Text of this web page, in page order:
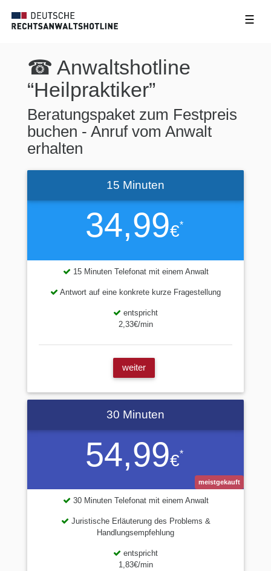
☰
☎ Anwaltshotline
“Heilpraktiker”
Beratungspaket zum Festpreis
buchen - Anruf vom Anwalt
erhalten
34,99€*
15 Minuten
15 Minuten Telefonat mit einem Anwalt
Antwort auf eine konkrete kurze Fragestellung
entspricht
2,33€/min
weiter
54,99€*
30 Minuten
meistgekauft
30 Minuten Telefonat mit einem Anwalt
Juristische Erläuterung des Problems &
Handlungsempfehlung
entspricht
1,83€/min